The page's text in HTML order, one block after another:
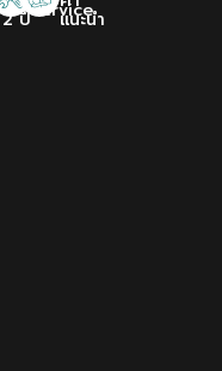
2 ปีService
แนะนำ